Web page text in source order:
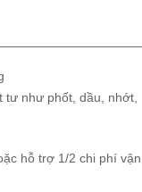
tư như phốt, dầu, nhớt,
hỗ trợ 1/2 chi phí vận